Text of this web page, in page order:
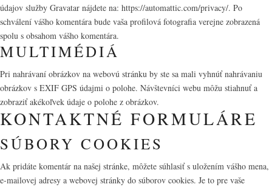
údajov služby Gravatar nájdete na: https://automattic.com/privacy/. Po
schválení vášho komentára bude vaša profilová fotografia verejne zobrazená
spolu s obsahom vášho komentára.
MULTIMÉDIÁ
Pri nahrávaní obrázkov na webovú stránku by ste sa mali vyhnúť nahrávaniu
obrázkov s EXIF GPS údajmi o polohe. Návštevníci webu môžu stiahnuť a
zobraziť akékoľvek údaje o polohe z obrázkov.
KONTAKTNÉ FORMULÁRE
SÚBORY COOKIES
Ak pridáte komentár na našej stránke, môžete súhlasiť s uložením vášho mena,
e-mailovej adresy a webovej stránky do súborov cookies. Je to pre vaše